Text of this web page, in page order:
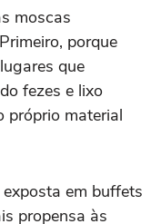
moscas
porque
que
fezes e lixo
próprio material
em buffets
propensa às